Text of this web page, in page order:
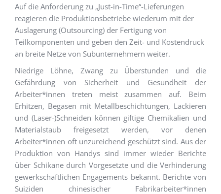
Auf die Anforderung zu „Just-in-Time“-Lieferungen
reagieren die Produktionsbetriebe wiederum mit der
Auslagerung (Outsourcing) der Fertigung von
Teilkomponenten und geben den Zeit- und Kostendruck
an breite Netze von Subunternehmern weiter.
Niedrige Löhne, Zwang zu Überstunden und die
Gefährdung von Sicherheit und Gesundheit der
Arbeiter*innen treten meist zusammen auf. Beim
Erhitzen, Begasen mit Metallbeschichtungen, Lackieren
und (Laser-)Schneiden können giftige Chemikalien und
Materialstaub freigesetzt werden, vor denen
Arbeiter*innen oft unzureichend geschützt sind. Aus der
Produktion von Handys sind immer wieder Berichte
über Schikane durch Vorgesetzte und die Verhinderung
gewerkschaftlichen Engagements bekannt. Berichte von
Suiziden chinesischer Fabrikarbeiter*innen